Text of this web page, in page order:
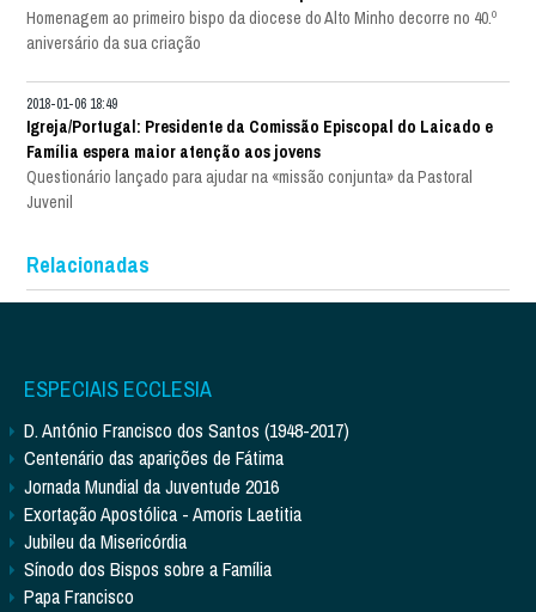
Homenagem ao primeiro bispo da diocese do Alto Minho decorre no 40.º
aniversário da sua criação
2018-01-06 18:49
Igreja/Portugal: Presidente da Comissão Episcopal do Laicado e
Família espera maior atenção aos jovens
Questionário lançado para ajudar na «missão conjunta» da Pastoral
Juvenil
Relacionadas
ESPECIAIS ECCLESIA
D. António Francisco dos Santos (1948-2017)
Centenário das aparições de Fátima
Jornada Mundial da Juventude 2016
Exortação Apostólica - Amoris Laetitia
Jubileu da Misericórdia
Sínodo dos Bispos sobre a Família
Papa Francisco